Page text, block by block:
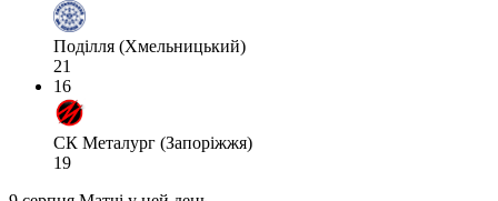
Поділля (Хмельницький)
21
16
СК Металург (Запоріжжя)
19